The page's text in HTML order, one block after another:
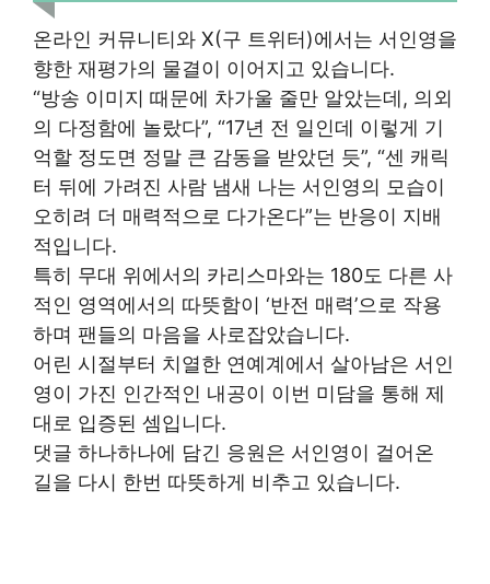
온라인 커뮤니티와 X(구 트위터)에서는 서인영을
향한 재평가의 물결이 이어지고 있습니다.
“방송 이미지 때문에 차가울 줄만 알았는데, 의외
의 다정함에 놀랐다”, “17년 전 일인데 이렇게 기
억할 정도면 정말 큰 감동을 받았던 듯”, “센 캐릭
터 뒤에 가려진 사람 냄새 나는 서인영의 모습이
오히려 더 매력적으로 다가온다”는 반응이 지배
적입니다.
특히 무대 위에서의 카리스마와는 180도 다른 사
적인 영역에서의 따뜻함이 ‘반전 매력’으로 작용
하며 팬들의 마음을 사로잡았습니다.
어린 시절부터 치열한 연예계에서 살아남은 서인
영이 가진 인간적인 내공이 이번 미담을 통해 제
대로 입증된 셈입니다.
댓글 하나하나에 담긴 응원은 서인영이 걸어온
길을 다시 한번 따뜻하게 비추고 있습니다.